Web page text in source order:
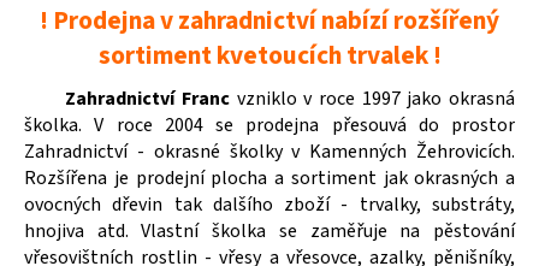
! Prodejna v zahradnictví nabízí rozšířený
sortiment kvetoucích trvalek !
Zahradnictví Francvzniklo v roce 1997 jako okrasná
školka. V roce 2004 se prodejna přesouvá do prostor
Zahradnictví - okrasné školky v Kamenných Žehrovicích.
Rozšířena je prodejní plocha a sortiment jak okrasných a
ovocných dřevin tak dalšího zboží - trvalky, substráty,
hnojiva atd. Vlastní školka se zaměřuje na pěstování
vřesovištních rostlin - vřesy a vřesovce, azalky, pěnišníky,
HLEDAT
D
o
p